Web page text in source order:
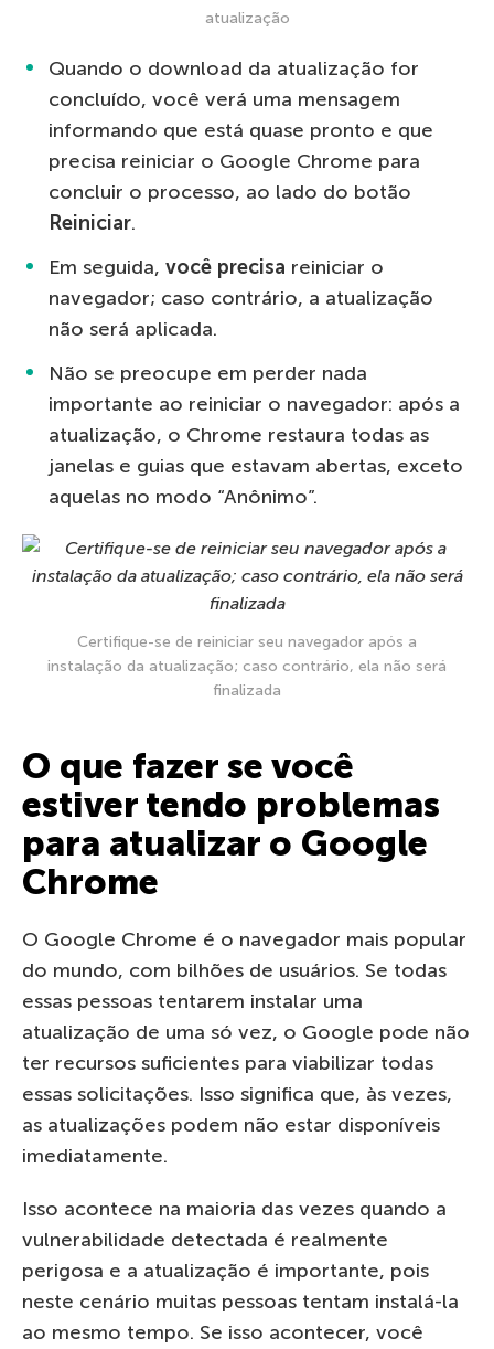
atualização
Quando o download da atualização for
concluído, você verá uma mensagem
informando que está quase pronto e que
precisa reiniciar o Google Chrome para
concluir o processo, ao lado do botão
Reiniciar.
Em seguida, você precisa reiniciar o
navegador; caso contrário, a atualização
não será aplicada.
Não se preocupe em perder nada
importante ao reiniciar o navegador: após a
atualização, o Chrome restaura todas as
janelas e guias que estavam abertas, exceto
aquelas no modo “Anônimo”.
Certifique-se de reiniciar seu navegador após a
instalação da atualização; caso contrário, ela não será
finalizada
O que fazer se você
estiver tendo problemas
para atualizar o Google
Chrome
O Google Chrome é o navegador mais popular
do mundo, com bilhões de usuários. Se todas
essas pessoas tentarem instalar uma
atualização de uma só vez, o Google pode não
ter recursos suficientes para viabilizar todas
essas solicitações. Isso significa que, às vezes,
as atualizações podem não estar disponíveis
imediatamente.
Isso acontece na maioria das vezes quando a
vulnerabilidade detectada é realmente
perigosa e a atualização é importante, pois
neste cenário muitas pessoas tentam instalá-la
ao mesmo tempo. Se isso acontecer, você